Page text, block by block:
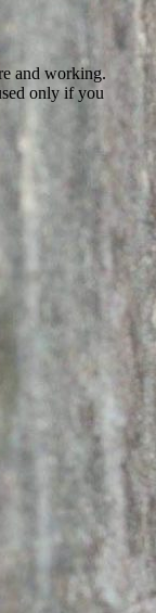
and working.
only if you